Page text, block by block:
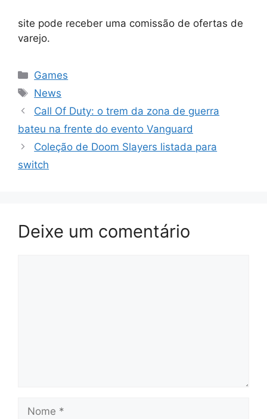
site pode receber uma comissão de ofertas de
varejo.
Categorias
Games
Tags
News
Call Of Duty: o trem da zona de guerra
bateu na frente do evento Vanguard
Coleção de Doom Slayers listada para
switch
Deixe um comentário
Nome